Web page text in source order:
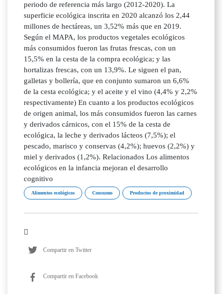
periodo de referencia más largo (2012-2020). La
superficie ecológica inscrita en 2020 alcanzó los 2,44
millones de hectáreas, un 3,52% más que en 2019.
Según el MAPA, los productos vegetales ecológicos
más consumidos fueron las frutas frescas, con un
15,5% en la cesta de la compra ecológica; y las
hortalizas frescas, con un 13,9%. Le siguen el pan,
galletas y bollería, que en conjunto sumaron un 6,6%
de la cesta ecológica; y el aceite y el vino (4,4% y 2,2%
respectivamente) En cuanto a los productos ecológicos
de origen animal, los más consumidos fueron las carnes
y derivados cárnicos, con el 15% de la cesta de
ecológica, la leche y derivados lácteos (7,5%); el
pescado, marisco y conservas (4,2%); huevos (2,2%) y
miel y derivados (1,2%). Relacionados Los alimentos
ecológicos en la infancia mejoran el desarrollo
cognitivo
Alimentos ecológicos Consumo Productos de proximidad
Compartir en Twitter
Compartir en Facebook